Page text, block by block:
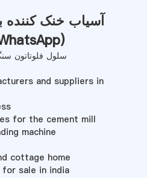
آسیاب خنک کننده
)
سلول فلوتاتون
and suppliers in
for the cement mill
machine
cottage home
for sale in india